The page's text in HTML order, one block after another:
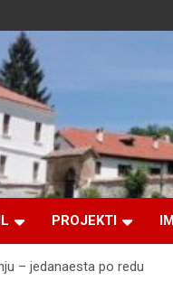
PROJEKTI
– jedanaesta po redu